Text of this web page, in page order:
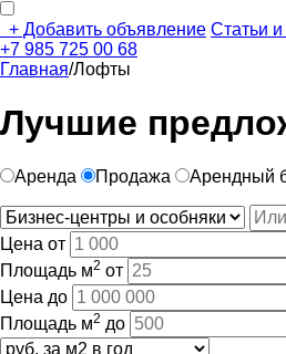
+ Добавить объявление Статьи
+7 985 725 00 68
Главная/Лофты
Лучшие
Аренда Продажа Арендный
Цена от
Площадь м2 от
Цена до
Площадь м2 до